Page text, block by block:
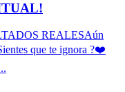
REALESAún
que te ignora ?❤️